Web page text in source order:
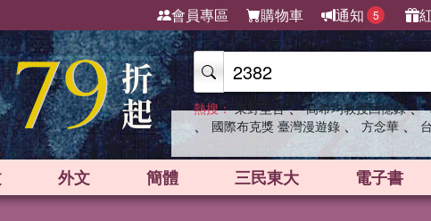
會員專區 購物車 通知 5
熱搜： 東野圭吾 、 高希均教授回憶錄 、
、 國際布克獎 臺灣漫遊錄 、 方念華 、
外文 簡體 三民東大 電子書